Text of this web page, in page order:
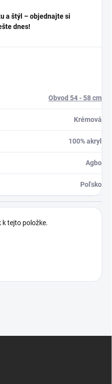
a štýl – objednajte si
dnes!
Obvod 54 - 58 cm
Krémová
100% akryl
Agbo
Poľsko
k tejto položke.